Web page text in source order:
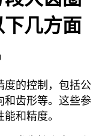
几方面
度的控制，包括公
和齿形等。这些参
和精度。‌